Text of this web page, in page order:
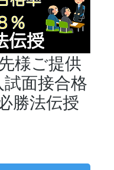
様ご提供
面接合格
勝法伝授